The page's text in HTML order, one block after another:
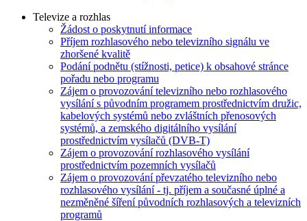
Televize a rozhlas
Žádost o poskytnutí informace
Příjem rozhlasového nebo televizního signálu ve
zhoršené kvalitě
Podání podnětu (stížnosti, petice) k obsahové stránce
pořadu nebo programu
Zájem o provozování televizního nebo rozhlasového
vysílání s původním programem prostřednictvím družic,
kabelových systémů nebo zvláštních přenosových
systémů, a zemského digitálního vysílání
prostřednictvím vysílačů (DVB-T)
Zájem o provozování rozhlasového vysílání
prostřednictvím pozemních vysílačů
Zájem o provozování převzatého televizního nebo
rozhlasového vysílání - tj. příjem a současné úplné a
nezměněné šíření původních rozhlasových a televizních
programů